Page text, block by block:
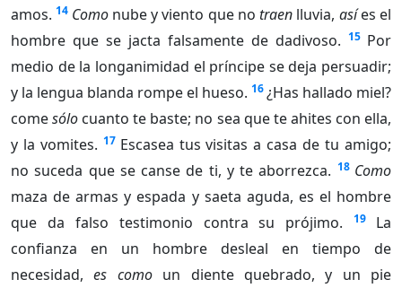
amos. 14 Comonube y viento que no traen lluvia, asíes el
hombre que se jacta falsamente de dadivoso. 15 Por
medio de la longanimidad el príncipe se deja persuadir;
y la lengua blanda rompe el hueso. 16¿Has hallado miel?
comesólo cuanto te baste; no sea que te ahites con ella,
y la vomites. 17 Escasea tus visitas a casa de tu amigo;
no suceda que se canse de ti, y te aborrezca. 18 Como
maza de armas y espada y saeta aguda, es el hombre
que da falso testimonio contra su prójimo.
19
La
confianza en un hombre desleal en tiempo de
necesidad,es comoun diente quebrado, y un pie